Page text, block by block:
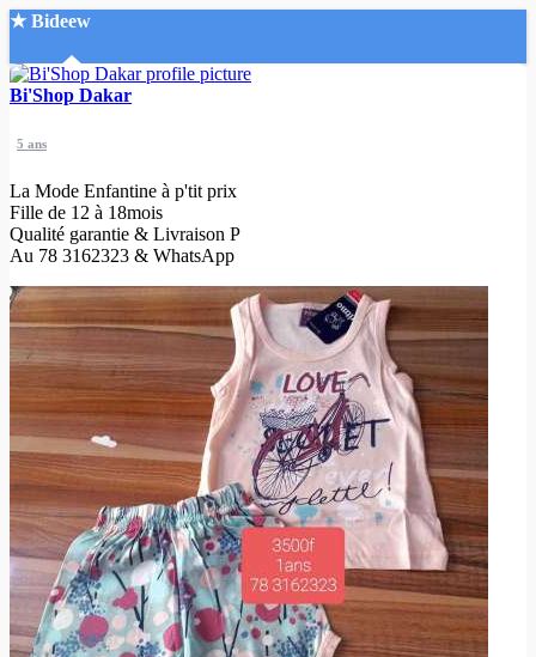
★ Bideew
Accueil
Recherche Avancée
Mon compte
Connexion
Créer un compte
Mode nuit
Bi'Shop Dakar
5 ans
La Mode Enfantine à p'tit prix
Fille de 12 à 18mois
Qualité garantie & Livraison P
Au 78 3162323 & WhatsApp